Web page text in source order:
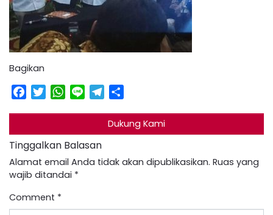
Bagikan
Facebook
TwitterWhatsApp
Line Telegram
Dukung Kami
Tinggalkan Balasan
Alamat email Anda tidak akan dipublikasikan. Ruas yang
wajib ditandai *
Comment *